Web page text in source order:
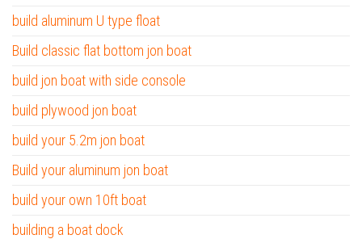
build aluminum U type float
Build classic flat bottom jon boat
build jon boat with side console
build plywood jon boat
build your 5.2m jon boat
Build your aluminum jon boat
build your own 10ft boat
building a boat dock